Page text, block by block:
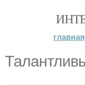
главная